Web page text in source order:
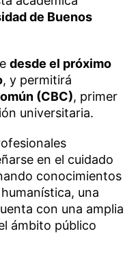
de Buenos
desde el próximo
, y permitirá
(CBC), primer
universitaria.
en el cuidado
conocimientos
una
con una amplia
ámbito público